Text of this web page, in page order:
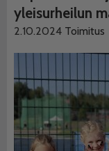
yleisurheilun
2.10.2024 Toimitus